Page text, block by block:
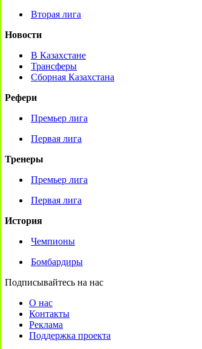
Вторая лига
Новости
В Казахстане
Трансферы
Сборная Казахстана
Рефери
Премьер лига
Первая лига
Тренеры
Премьер лига
Первая лига
История
Чемпионы
Бомбардиры
Подписывайтесь на нас
О нас
Контакты
Реклама
Поддержка проекта